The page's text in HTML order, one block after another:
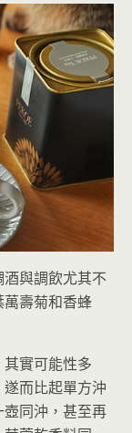
與調飲尤其不
壽菊和香蜂
實可能性多
而比起單方沖
同沖，甚至再